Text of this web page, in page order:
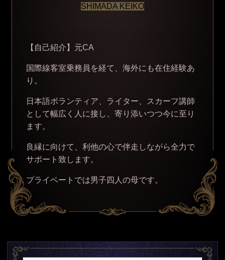
SHIMADA KEIKO
【自己紹介】元CA
国際線客室乗務員を経て、海外にも在住経験あ
り。
日本語ボランティア、ライター、スカーフ講師
として幅広く人に接し、寄り添いつつ今に至り
ます。
良縁に向けて、利他の心で伴走しながら全力で
サポート致します。
プライベートでは男子四人の母です。